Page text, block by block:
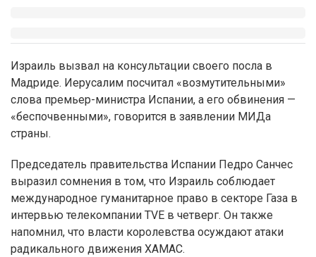
Израиль вызвал на консультации своего посла в
Мадриде. Иерусалим посчитал «возмутительными»
слова премьер-министра Испании, а его обвинения —
«беспочвенными», говорится в заявлении МИДа
страны.
Председатель правительства Испании Педро Санчес
выразил сомнения в том, что Израиль соблюдает
международное гуманитарное право в секторе Газа в
интервью телекомпании TVE в четверг. Он также
напомнил, что власти королевства осуждают атаки
радикального движения ХАМАС.